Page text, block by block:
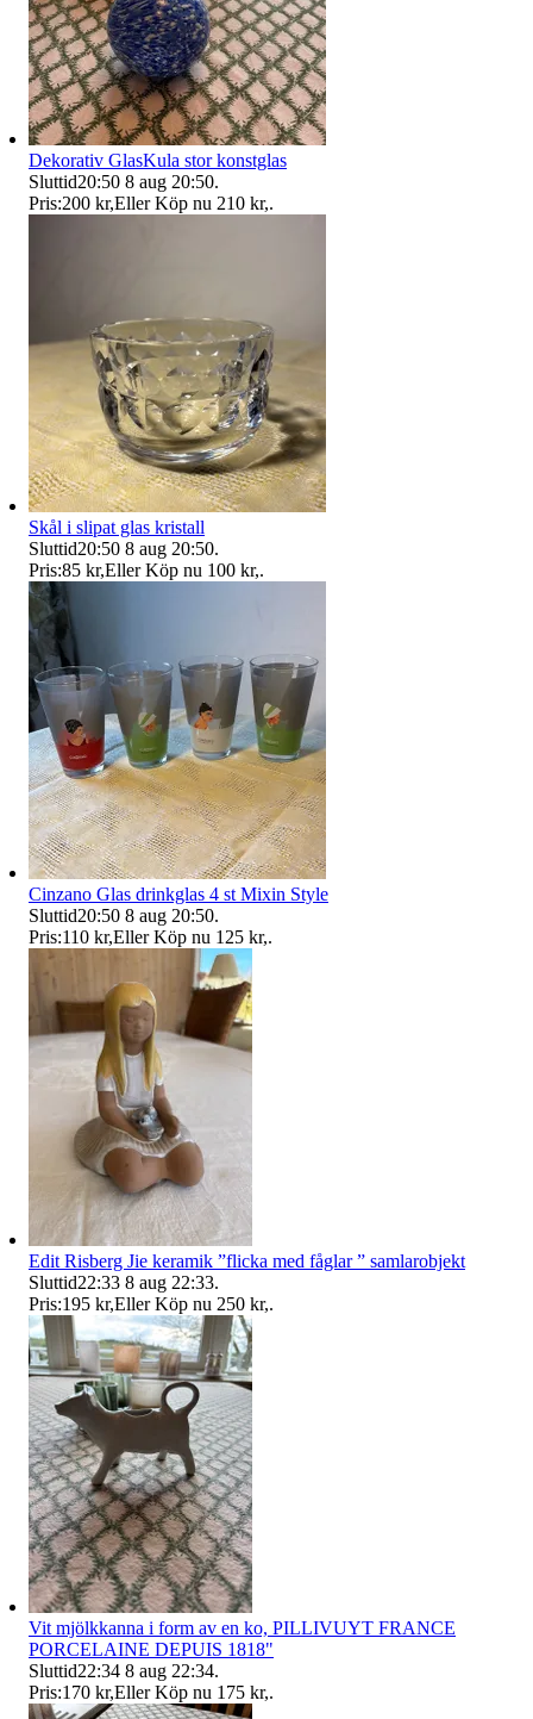
Dekorativ GlasKula stor konstglas
Sluttid20:50 8 aug 20:50.
Pris:200 kr,Eller Köp nu 210 kr,.
Skål i slipat glas kristall
Sluttid20:50 8 aug 20:50.
Pris:85 kr,Eller Köp nu 100 kr,.
Cinzano Glas drinkglas 4 st Mixin Style
Sluttid20:50 8 aug 20:50.
Pris:110 kr,Eller Köp nu 125 kr,.
Edit Risberg Jie keramik ”flicka med fåglar ” samlarobjekt
Sluttid22:33 8 aug 22:33.
Pris:195 kr,Eller Köp nu 250 kr,.
Vit mjölkkanna i form av en ko, PILLIVUYT FRANCE
PORCELAINE DEPUIS 1818"
Sluttid22:34 8 aug 22:34.
Pris:170 kr,Eller Köp nu 175 kr,.